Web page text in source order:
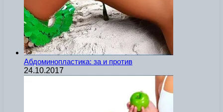
Абдоминопластика: за и против
24.10.2017